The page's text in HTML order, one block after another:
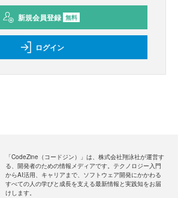
新規会員登録 無料
ログイン
「CodeZine（コードジン）」は、株式会社翔泳社が運営す
る、開発者のための情報メディアです。テクノロジー入門
からAI活用、キャリアまで、ソフトウェア開発にかかわる
すべての人の学びと成長を支える最新情報と実践知をお届
けします。